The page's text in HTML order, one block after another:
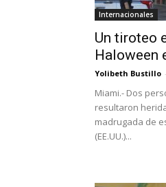
Internacionales
Un tiroteo
Haloween
Yolibeth Bustillo -
Miami.- Dos
resultaron
madrugada de
(EE.UU.)...